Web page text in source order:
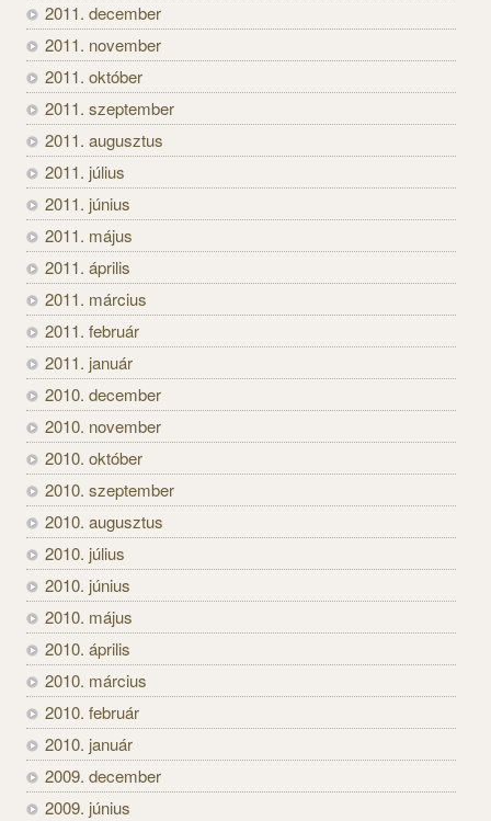
2011. december
2011. november
2011. október
2011. szeptember
2011. augusztus
2011. július
2011. június
2011. május
2011. április
2011. március
2011. február
2011. január
2010. december
2010. november
2010. október
2010. szeptember
2010. augusztus
2010. július
2010. június
2010. május
2010. április
2010. március
2010. február
2010. január
2009. december
2009. június